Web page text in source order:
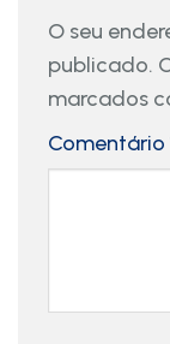
O seu
publicado.
marcados
Comentário